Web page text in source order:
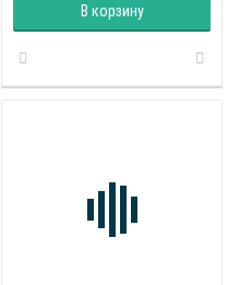
В корзину